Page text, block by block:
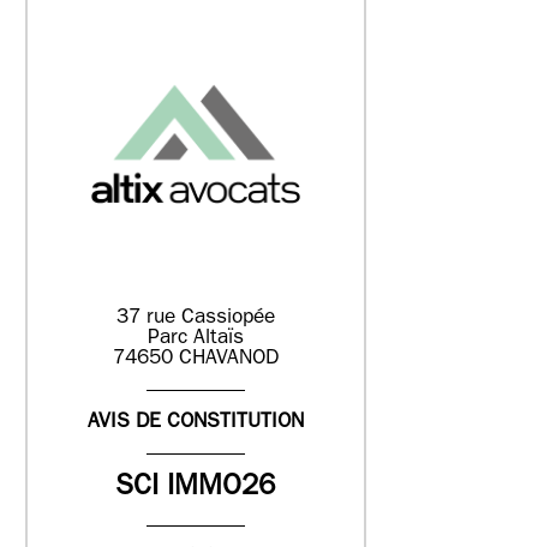
37 rue Cassiopée
Parc Altaïs
74650 CHAVANOD
AVIS DE CONSTITUTION
SCI IMMO26